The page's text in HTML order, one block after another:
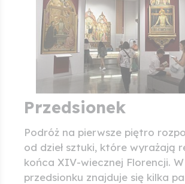
Przedsionek
Podróż na pierwsze piętro
od dzieł sztuki, które wyrażają
końca XIV-wiecznej Florencji.
przedsionku znajduje się kilka